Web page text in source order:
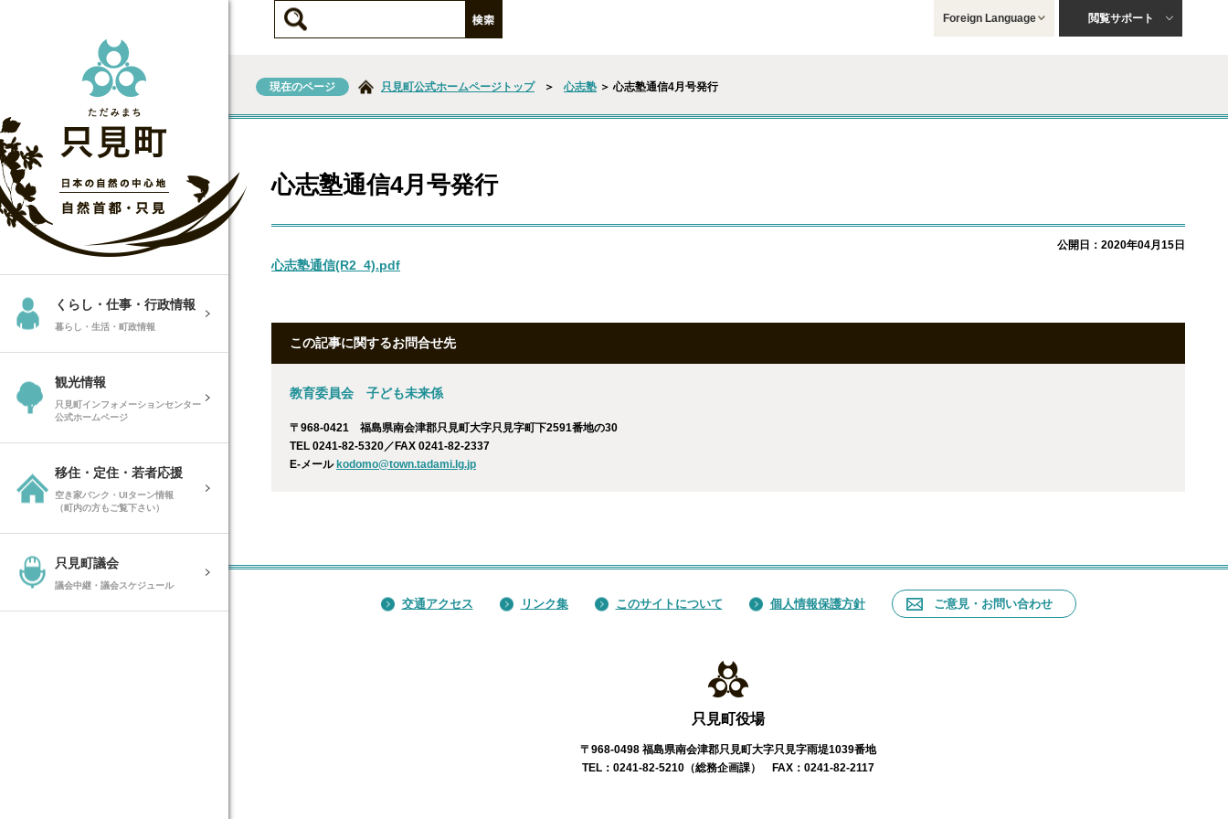
くらし・仕事・行政情報
暮らし・生活・町政情報
観光情報
只見町インフォメーションセンター
公式ホームページ
移住・定住・若者応援
空き家バンク・UIターン情報
（町内の方もご覧下さい）
只見町議会
議会中継・議会スケジュール
閲覧サポート
Foreign Language
現在のページ 只見町公式ホームページトップ ＞ 心志塾 ＞ 心志塾通信4月号発行
心志塾通信4月号発行
公開日：2020年04月15日
心志塾通信(R2_4).pdf
この記事に関するお問合せ先
教育委員会 子ども未来係
〒968-0421 福島県南会津郡只見町大字只見字町下2591番地の30
TEL 0241-82-5320／FAX 0241-82-2337
E-メール kodomo@town.tadami.lg.jp
交通アクセス リンク集 このサイトについて 個人情報保護方針 ご意見・お問い合わせ
只見町役場
〒968-0498 福島県南会津郡只見町大字只見字雨堤1039番地
TEL：0241-82-5210（総務企画課） FAX：0241-82-2117